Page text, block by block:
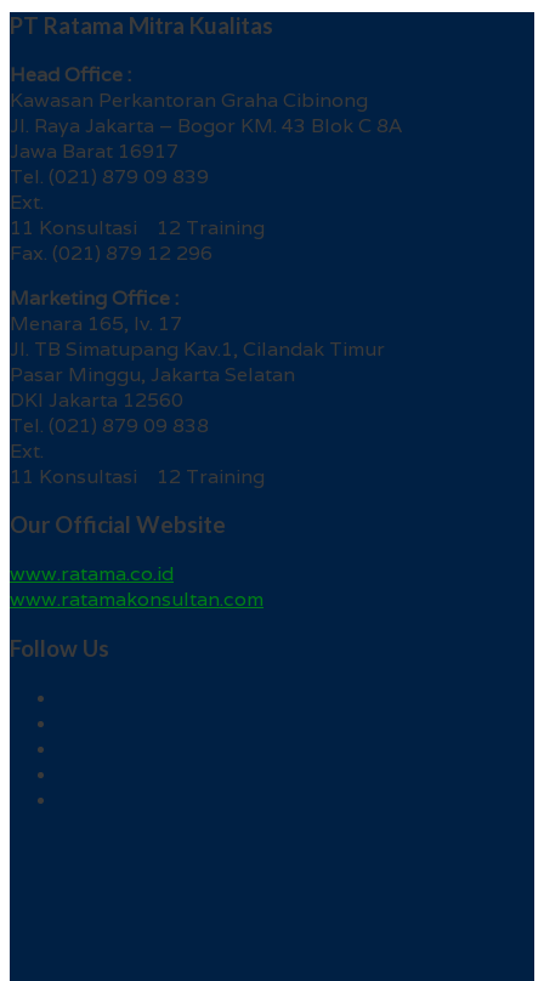
PT Ratama Mitra Kualitas
Head Office :
Kawasan Perkantoran Graha Cibinong
Jl. Raya Jakarta – Bogor KM. 43 Blok C 8A
Jawa Barat 16917
Tel. (021) 879 09 839
Ext.
11 Konsultasi 12 Training
Fax. (021) 879 12 296
Marketing Office :
Menara 165, lv. 17
Jl. TB Simatupang Kav.1, Cilandak Timur
Pasar Minggu, Jakarta Selatan
DKI Jakarta 12560
Tel. (021) 879 09 838
Ext.
11 Konsultasi 12 Training
Our Official Website
www.ratama.co.id
www.ratamakonsultan.com
Follow Us